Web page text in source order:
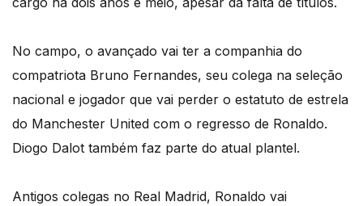
No campo, o avançado vai ter a companhia do
compatriota Bruno Fernandes, seu colega na seleção
nacional e jogador que vai perder o estatuto de estrela
do Manchester United com o regresso de Ronaldo.
Diogo Dalot também faz parte do atual plantel.
Antigos colegas no Real Madrid, Ronaldo vai